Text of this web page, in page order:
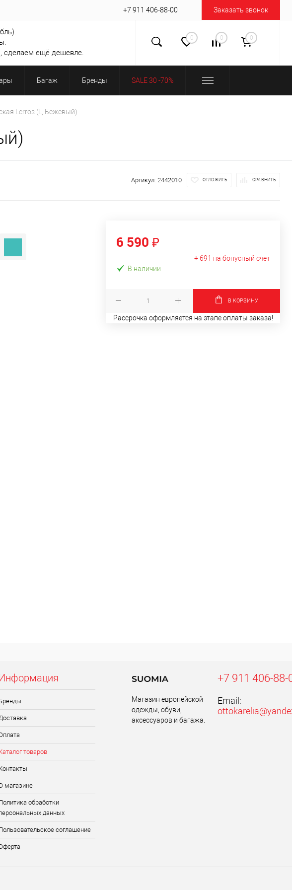
+7 911 406-88-00 Заказать звонок
сделаем ещё дешевле.
0 0 0
Багаж Бренды SALE 30 -70%
Lerros (L, Бежевый)
Артикул: 2442010 ОТЛОЖИТЬ СРАВНИТЬ
6 590 ₽
+ 691 на бонусный счет
В наличии
В КОРЗИНУ
Рассрочка оформляется на этапе оплаты заказа!
товаров
магазине
обработки
данных
соглашение
Магазин европейской
одежды, обуви,
аксессуаров и багажа.
+7 911 406-88-
Email: